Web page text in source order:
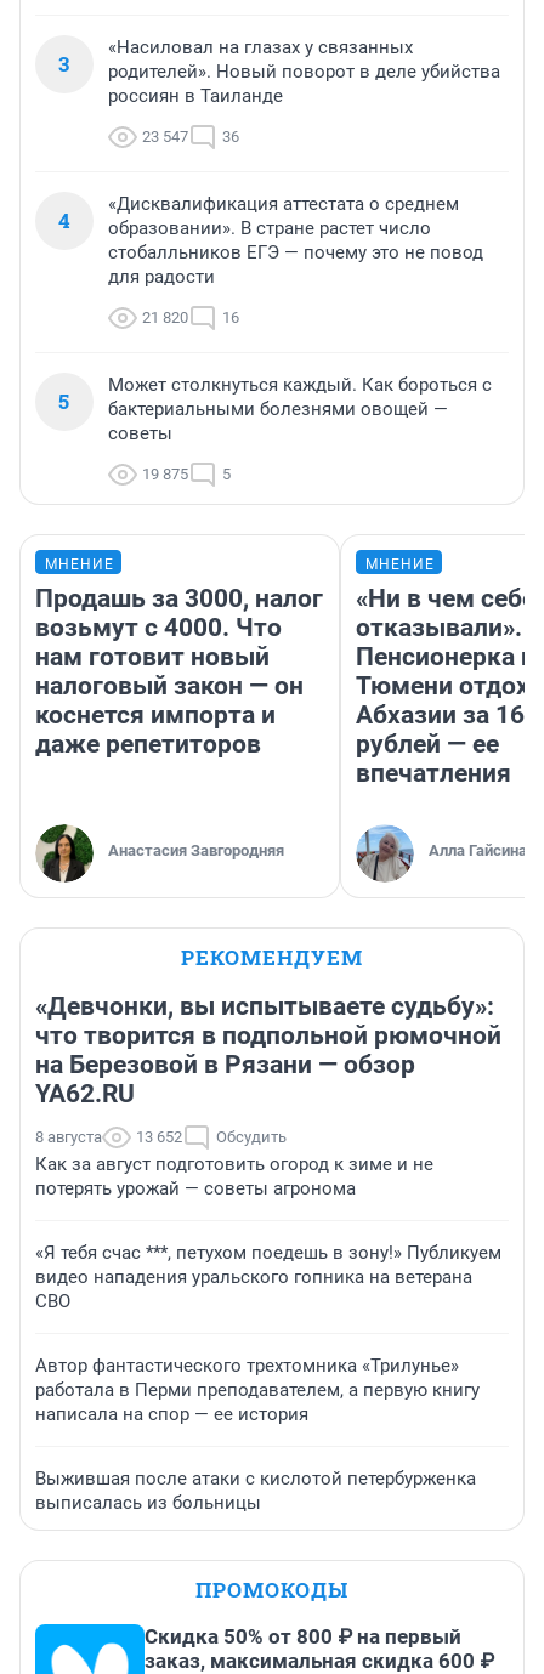
3
«Насиловал на глазах у связанных
родителей». Новый поворот в деле убийства
россиян в Таиланде
23 547 36
4
«Дисквалификация аттестата о среднем
образовании». В стране растет число
стобалльников ЕГЭ — почему это не повод
для радости
21 820 16
5
Может столкнуться каждый. Как бороться с
бактериальными болезнями овощей —
советы
19 875 5
МНЕНИЕ
Продашь за 3000, налог
возьмут с 4000. Что
нам готовит новый
налоговый закон — он
коснется импорта и
даже репетиторов
Анастасия Завгородняя
МНЕНИЕ
«Ни в чем себе
отказывали».
Пенсионерка
Тюмени
Абхазии за
рублей — ее
впечатления
Алла Гайсина
РЕКОМЕНДУЕМ
«Девчонки, вы испытываете судьбу»:
что творится в подпольной рюмочной
на Березовой в Рязани — обзор
YA62.RU
8 августа 13 652 Обсудить
Как за август подготовить огород к зиме и не
потерять урожай — советы агронома
«Я тебя счас ***, петухом поедешь в зону!» Публикуем
видео нападения уральского гопника на ветерана
СВО
Автор фантастического трехтомника «Трилунье»
работала в Перми преподавателем, а первую книгу
написала на спор — ее история
Выжившая после атаки с кислотой петербурженка
выписалась из больницы
ПРОМОКОДЫ
Скидка 50% от 800 ₽ на первый
заказ, максимальная скидка 600 ₽